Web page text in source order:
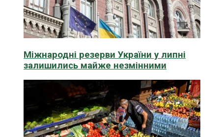
Міжнародні резерви України у липні
залишились майже незмінними